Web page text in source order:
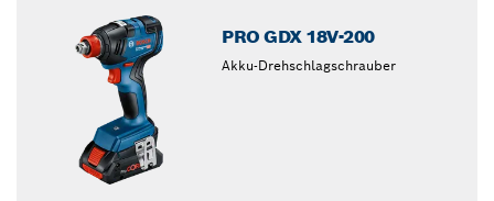
PRO GDX 18V-200
Akku-Drehschlagschrauber